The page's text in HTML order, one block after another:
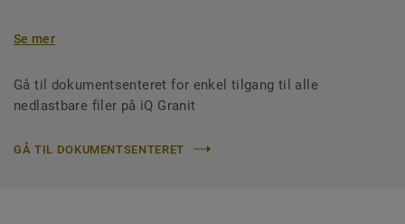
Se mer
Gå til dokumentsenteret for enkel tilgang til alle
nedlastbare filer på iQ Granit
GÅ TIL DOKUMENTSENTERET